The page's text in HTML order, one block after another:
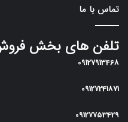
تماس با ما
تلفن های بخش
09127913468
09127241871
09127753429